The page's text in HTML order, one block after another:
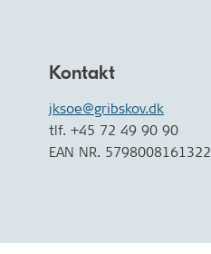
Kontakt
jksoe@gribskov.dk
tlf. +45 72 49 90 90
EAN NR. 5798008161322